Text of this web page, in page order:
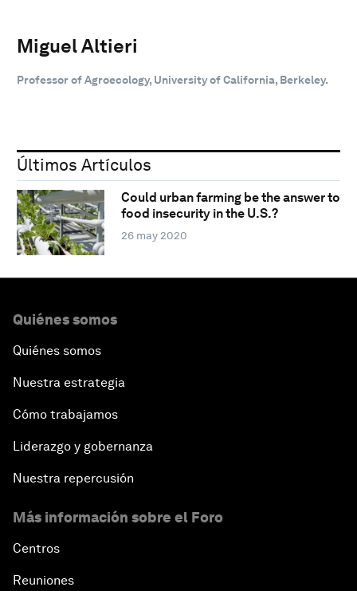
Miguel Altieri
Professor of Agroecology, University of California, Berkeley.
Últimos Artículos
Could urban farming be the answer to
food insecurity in the U.S.?
26 may 2020
Quiénes somos
Quiénes somos
Nuestra estrategia
Cómo trabajamos
Liderazgo y gobernanza
Nuestra repercusión
Más información sobre el Foro
Centros
Reuniones